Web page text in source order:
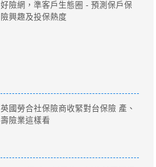
好險網，準客戶生態圈 - 預測保戶保
險興趣及投保熱度
英國勞合社保險商收緊對台保險 產、
壽險業這樣看